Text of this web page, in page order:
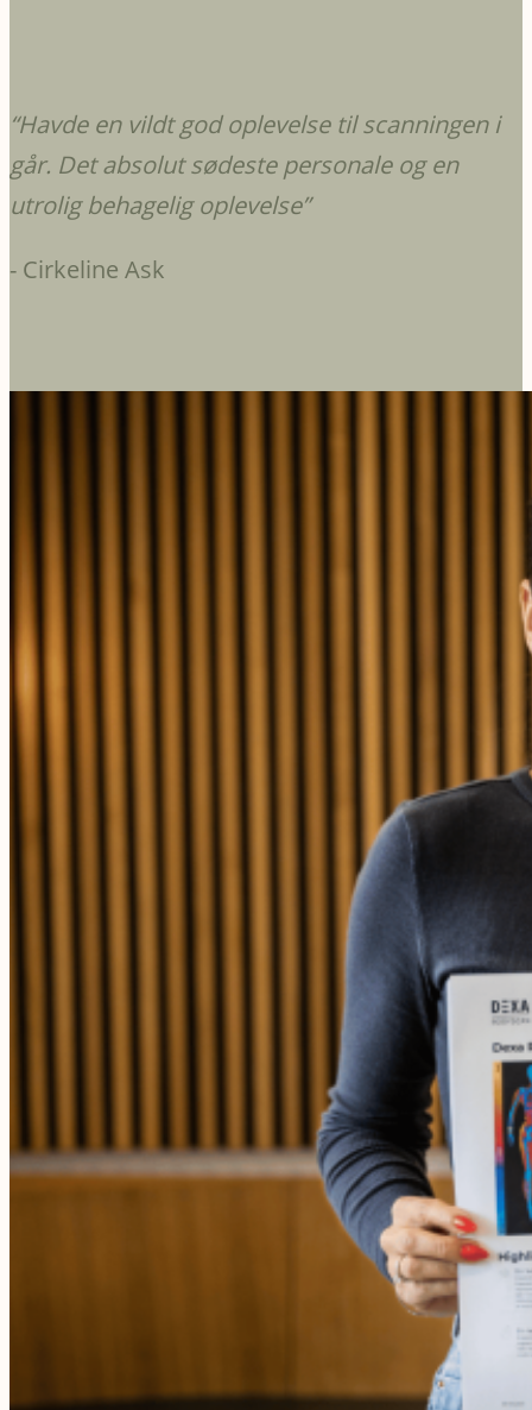
“Havde en vildt god oplevelse til scanningen i
går. Det absolut sødeste personale og en
utrolig behagelig oplevelse”
- Cirkeline Ask